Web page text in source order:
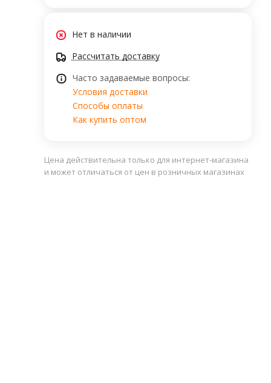
Нет в наличии
Рассчитать доставку
Часто задаваемые вопросы:
Условия доставки
Способы оплаты
Как купить оптом
Цена действительна только для интернет-магазина
и может отличаться от цен в розничных магазинах